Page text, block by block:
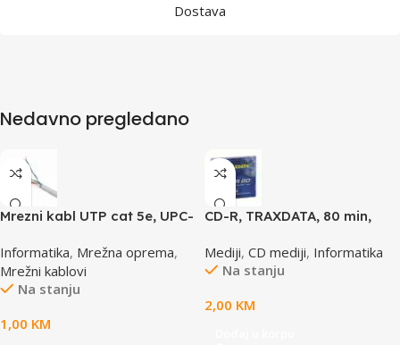
Dostava
Nedavno pregledano
Mrezni kabl UTP cat 5e, UPC-
Informatika, Mrežna oprema,
Mrežni kablovi
Na stanju
1,00 KM
CD-R, TRAXDATA, 80 min,
Mediji, CD mediji, Informatika
Na stanju
2,00 KM